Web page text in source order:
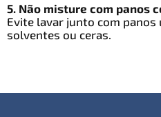
5. Não misture com panos
Evite lavar junto com panos
solventes ou ceras.